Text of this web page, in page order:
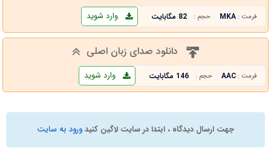
فرمت : MKA حجم : 82 مگابایت وارد شوید
دانلود صدای زبان اصلی
فرمت : AAC حجم : 146 مگابایت وارد شوید
جهت ارسال دیدگاه ، ابتدا در سایت لاگین کنیدورود به سایت